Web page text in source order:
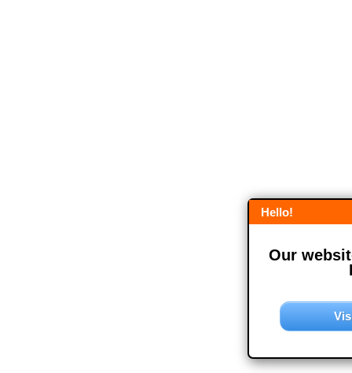
Hello!
Our